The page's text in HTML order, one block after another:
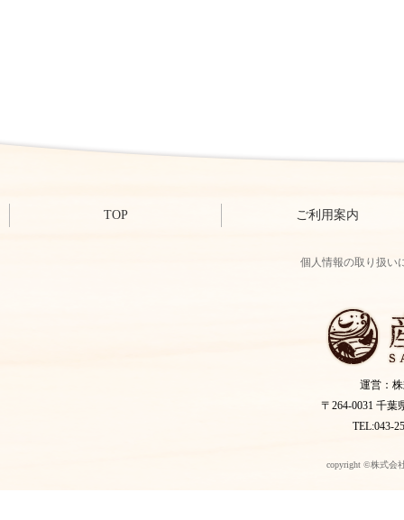
TOP ご利用案内
個人情報の取り扱い
運営：
〒264-0031 千葉
TEL:043-
copyright ©株式会